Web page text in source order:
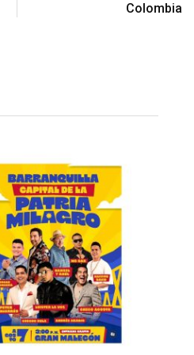
Colombia